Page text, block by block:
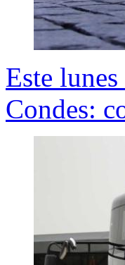
Este
Condes: